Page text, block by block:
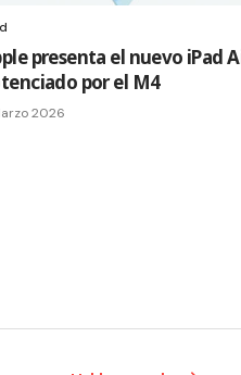
presenta el nuevo iPad
por el M4
2026